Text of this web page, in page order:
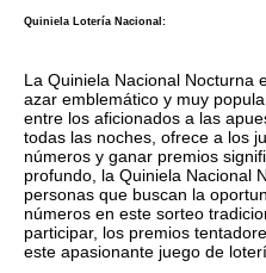
Quiniela Lotería Nacional:
La Quiniela Nacional Nocturna
azar emblemático y muy
entre los aficionados a las
todas las noches, ofrece a los
números y ganar premios
profundo, la Quiniela Nacional
personas que buscan la
números en este sorteo
participar, los premios
este apasionante juego de